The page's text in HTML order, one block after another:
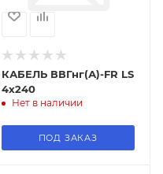
КАБЕЛЬ ВВГнг(А)-FR LS
4х240
Нет в наличии
ПОД ЗАКАЗ